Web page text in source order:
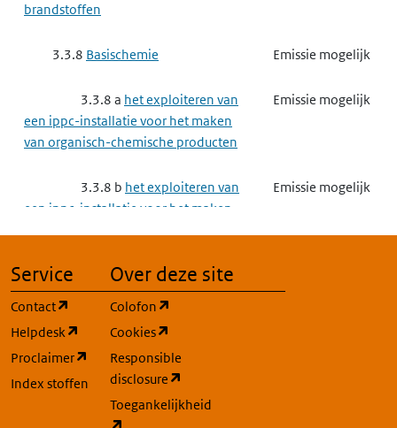
brandstoffen
3.3.8 Basischemie Emissie mogelijk
3.3.8 a het exploiteren van
een ippc-installatie voor het maken
van organisch-chemische producten
Emissie mogelijk
3.3.8 b het exploiteren van
een ippc-installatie voor het maken
Emissie mogelijk
3.3.8 dhet exploiteren van
een ippc-installatie voor het maken
van producten voor
gewasbescherming of van biociden
Gebruik mogelijk
Complexe papierindustrie,
Service
Contact
(opent in een nieuw tabblad)
Helpdesk
(opent in een nieuw tabblad)
Proclaimer
(opent in een nieuw tabblad)
Index stoffen
Over deze site
Colofon
Cookies
Responsible
disclosure
Toegankelijkheid